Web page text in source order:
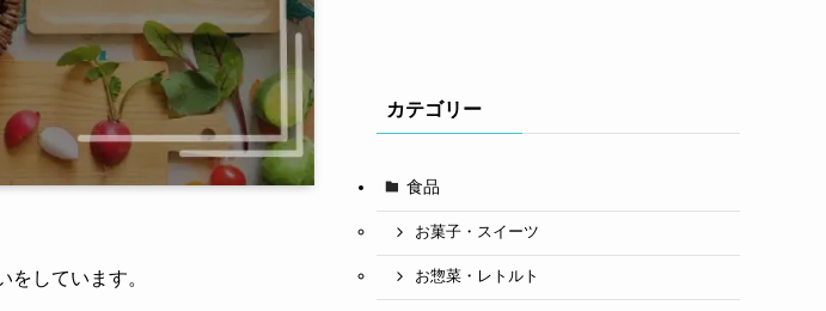
しています。
カテゴリー
食品
お菓子・スイーツ
お惣菜・レトルト